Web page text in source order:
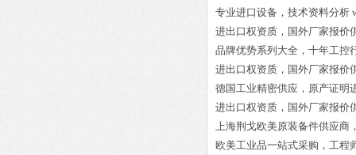
专业进口设备，技术资料分析
进出口权资质，国外厂家报价
品牌优势系列大全，十年工控
进出口权资质，国外厂家报价
德国工业精密供应，原产证明
进出口权资质，国外厂家报价
上海荆戈欧美原装备件供应商
欧美工业品一站式采购，工程